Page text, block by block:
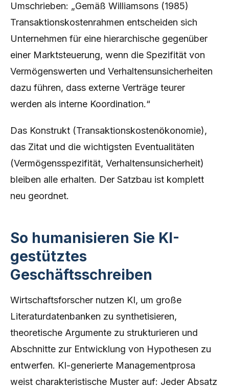
Umschrieben: „Gemäß Williamsons (1985)
Transaktionskostenrahmen entscheiden sich
Unternehmen für eine hierarchische gegenüber
einer Marktsteuerung, wenn die Spezifität von
Vermögenswerten und Verhaltensunsicherheiten
dazu führen, dass externe Verträge teurer
werden als interne Koordination.“
Das Konstrukt (Transaktionskostenökonomie),
das Zitat und die wichtigsten Eventualitäten
(Vermögensspezifität, Verhaltensunsicherheit)
bleiben alle erhalten. Der Satzbau ist komplett
neu geordnet.
So humanisieren Sie KI-
gestütztes
Geschäftsschreiben
Wirtschaftsforscher nutzen KI, um große
Literaturdatenbanken zu synthetisieren,
theoretische Argumente zu strukturieren und
Abschnitte zur Entwicklung von Hypothesen zu
entwerfen. KI-generierte Managementprosa
weist charakteristische Muster auf: Jeder Absatz